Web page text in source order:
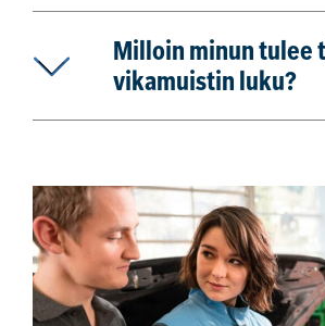
Milloin minun tulee
vikamuistin luku?